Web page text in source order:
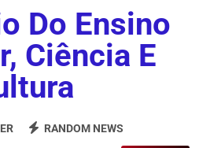
Do Ensino
Ciência E
RANDOM NEWS